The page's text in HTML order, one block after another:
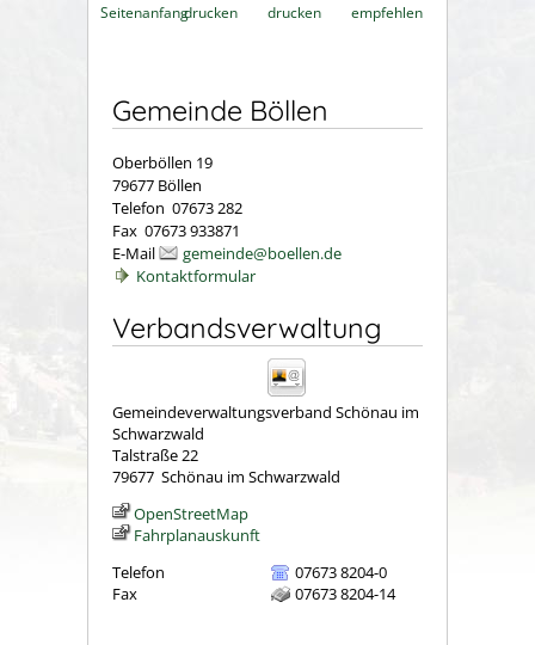
Seitenanfangdrucken
drucken
empfehlen
Gemeinde Böllen
Oberböllen 19
79677 Böllen
Telefon 07673 282
Fax 07673 933871
E-Mail
gemeinde@boellen.de
Kontaktformular
Verbandsverwaltung
Gemeindeverwaltungsverband Schönau im
Schwarzwald
Talstraße 22
79677 Schönau im Schwarzwald
OpenStreetMap
Fahrplanauskunft
Telefon
07673 8204-0
Fax
07673 8204-14